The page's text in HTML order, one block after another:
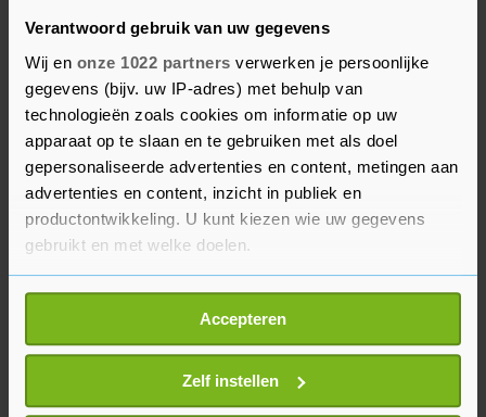
Verantwoord gebruik van uw gegevens
Wij en onze 1022 partners verwerken je persoonlijke
gegevens (bijv. uw IP-adres) met behulp van
technologieën zoals cookies om informatie op uw
apparaat op te slaan en te gebruiken met als doel
gepersonaliseerde advertenties en content, metingen aan
advertenties en content, inzicht in publiek en
productontwikkeling. U kunt kiezen wie uw gegevens
gebruikt en met welke doelen.
Als u het toestaat, willen we ook graag:
Informatie verzamelen over uw geografische
locatie, die tot een paar meter nauwkeurig kan zijn
Uw apparaat identificeren door het actief te
scannen op specifieke eigenschappen (fingerprinting)
Accepteren
Zelf instellen
Beslissing
De gemeenteraad heeft onlangs het huidige
beleid rondom zonneparken ingetrokken om
weer grip te krijgen op de mogelijke aanleg van
zonneparken in de gemeente Tholen. De raad wil
eerst opnieuw met de bevolking in gesprek wil,
om te bekijken welke mogelijkheden er zijn voor
eventuele nieuwe zonneparken. "We zitten dus
niet stil, maar de voortgang loopt anders dan dat
we graag zouden willen zien."